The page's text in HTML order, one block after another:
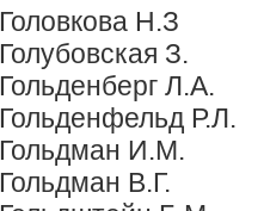
Головкова Н.З
Голубовская З.
Гольденберг Л.А.
Гольденфельд Р.Л.
Гольдман И.М.
Гольдман В.Г.